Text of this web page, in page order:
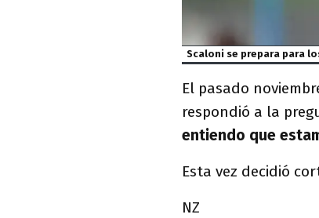
Scaloni se prepara para
El pasado
respondió a la
entiendo que
Esta vez decidió
NZ